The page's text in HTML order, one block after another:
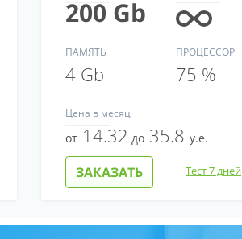
200 Gb
ПАМЯТЬ
4 Gb
ПРОЦЕССОР
75 %
Цена в месяц
от 14.32 до 35.8 у.е.
ЗАКАЗАТЬ Тест 7 дней